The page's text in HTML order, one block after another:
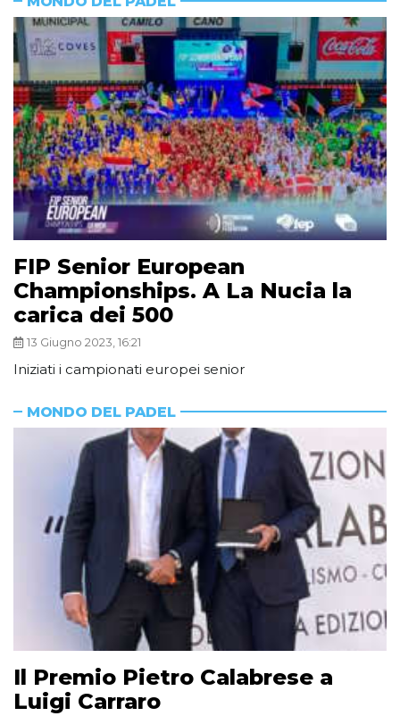
FIP Senior European
Championships. A La Nucia la
carica dei 500
13 Giugno 2023, 16:21
Iniziati i campionati europei senior
MONDO DEL PADEL
Il Premio Pietro Calabrese a
Luigi Carraro